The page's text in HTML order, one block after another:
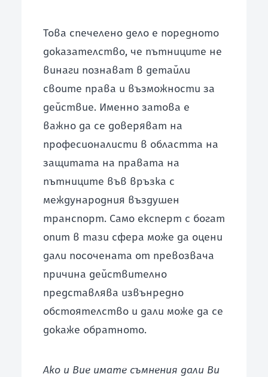
Това спечелено дело е поредното
доказателство, че пътниците не
винаги познават в детайли
своите права и възможности за
действие. Именно затова е
важно да се доверяват на
професионалисти в областта на
защитата на правата на
пътниците във връзка с
международния въздушен
транспорт. Само експерт с богат
опит в тази сфера може да оцени
дали посочената от превозвача
причина действително
представлява извънредно
обстоятелство и дали може да се
докаже обратното.
Ако и Вие имате съмнения дали Ви